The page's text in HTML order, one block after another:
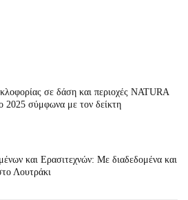
σε δάση και περιοχές NATURA
2025 σύμφωνα με τον δείκτη
και Ερασιτεχνών: Με διαδεδομένα και
Λουτράκι